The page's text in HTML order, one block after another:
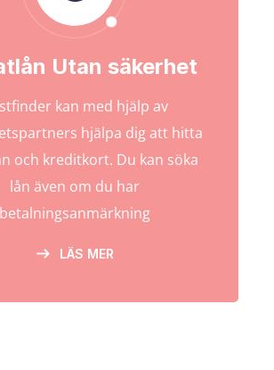
Utan säkerhet
kan med hjälp av
hjälpa dig att hitta
och kreditkort. Du kan söka
lån även om du har
betalningsanmärkning
LÄS MER